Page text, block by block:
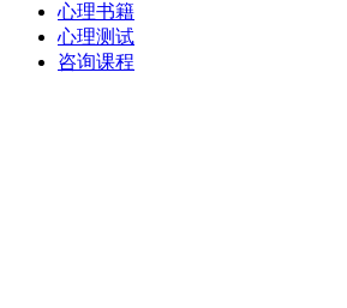
心理书籍
心理测试
咨询课程